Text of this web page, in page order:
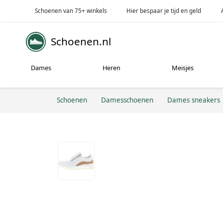
Schoenen van 75+ winkels Hier bespaar je tijd en geld
Schoenen.nl
Dames Heren Meisjes
Schoenen Damesschoenen Dames sneakers